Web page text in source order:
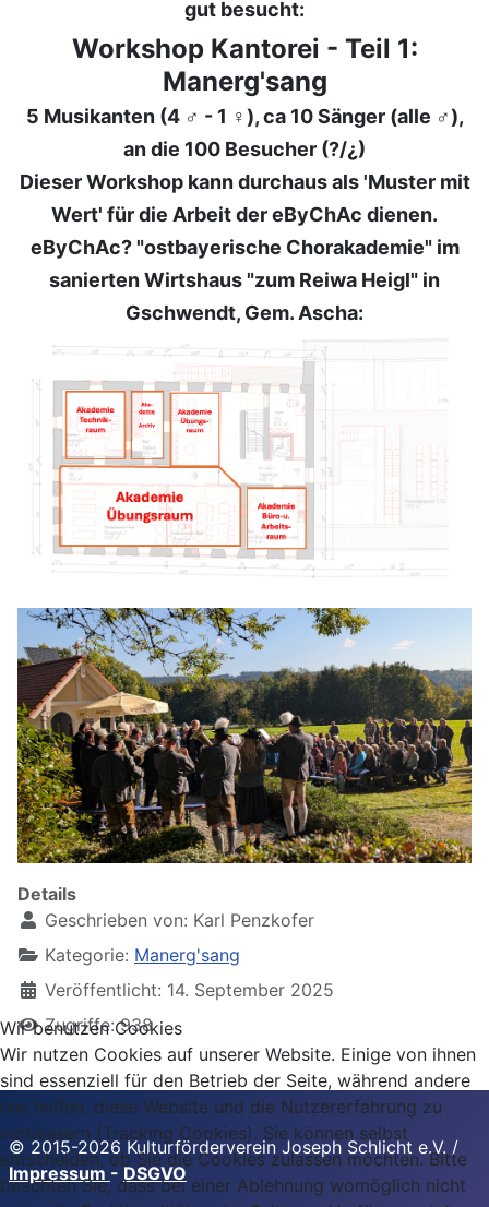
gut besucht:
Workshop Kantorei - Teil 1:
Manerg'sang
5 Musikanten (4 ♂ - 1 ♀), ca 10 Sänger (alle ♂),
an die 100 Besucher (?/¿)
Dieser Workshop kann durchaus als 'Muster mit
Wert' für die Arbeit der eByChAc dienen.
eByChAc? "ostbayerische Chorakademie" im
sanierten Wirtshaus "zum Reiwa Heigl" in
Gschwendt, Gem. Ascha:
Details
Geschrieben von: Karl Penzkofer
Kategorie: Manerg'sang
Veröffentlicht: 14. September 2025
Zugriffe: 938
© 2015-2026 Kulturförderverein Joseph Schlicht e.V. /
Impressum - DSGVO
Wir benutzen Cookies
Wir nutzen Cookies auf unserer Website. Einige von ihnen
sind essenziell für den Betrieb der Seite, während andere
uns helfen, diese Website und die Nutzererfahrung zu
verbessern (Tracking Cookies). Sie können selbst
entscheiden, ob Sie die Cookies zulassen möchten. Bitte
beachten Sie, dass bei einer Ablehnung womöglich nicht